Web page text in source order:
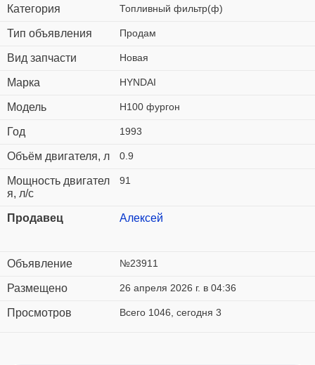
Категория Топливный фильтр(ф)
Тип объявления Продам
Вид запчасти Новая
Марка HYNDAI
Модель H100 фургон
Год 1993
Объём двигателя, л 0.9
Мощность двигател
я, л/с
91
Продавец Алексей
Объявление №23911
Размещено 26 апреля 2026 г. в 04:36
Просмотров Всего 1046, сегодня 3